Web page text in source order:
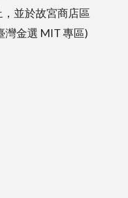
並於故宮商店區
灣金選 MIT 專區)